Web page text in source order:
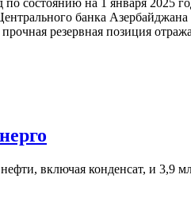
банка
резервная позиция
включая конденсат, и 3,9